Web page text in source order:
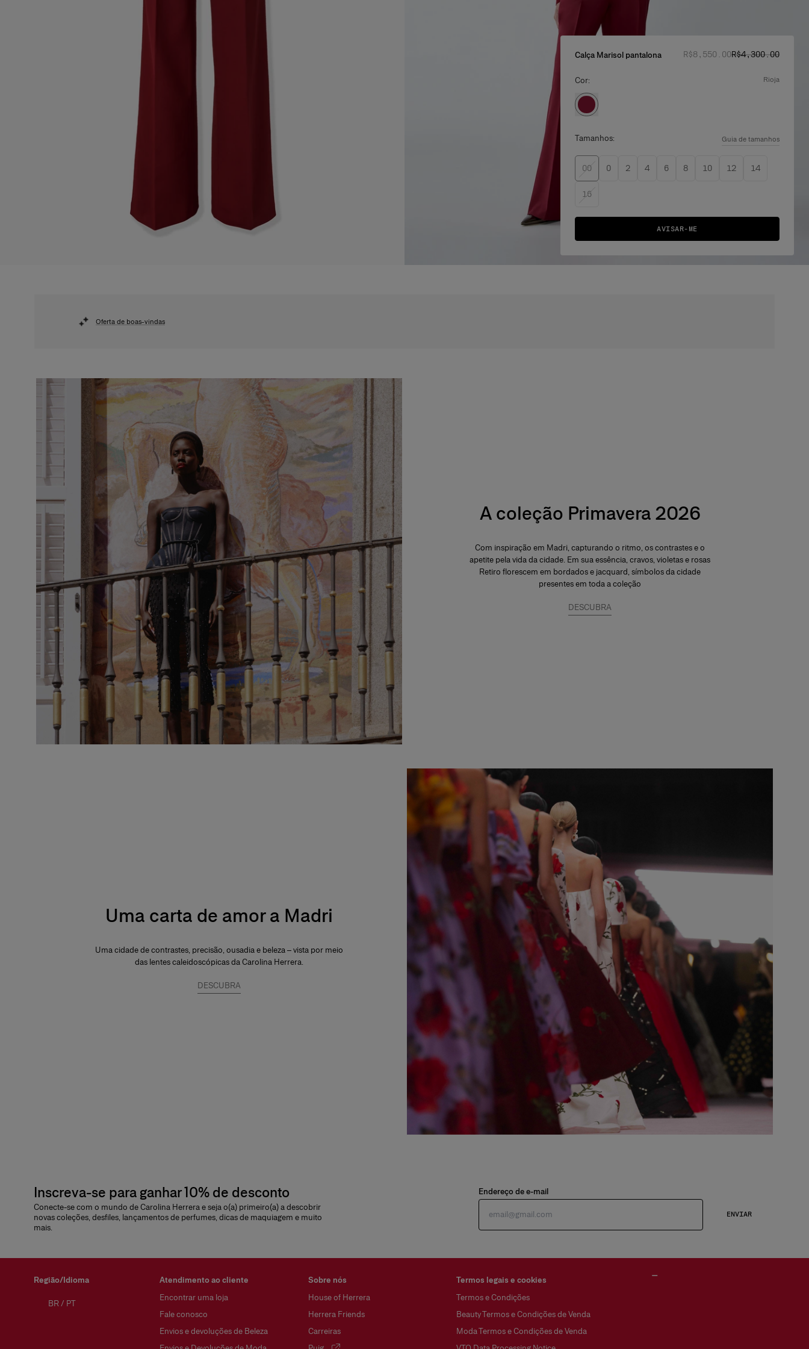
Calça Marisol pantalona Preço normal:
R$‌8,550.00Preço
R$‌4,300.00
Cor: rioja
Tamanhos: Guia de tamanhos
00 0 2 4 6 8 10 12 14
16
AVISAR-ME
Oferta de boas-vindas
A coleção Primavera 2026
Com inspiração em Madri, capturando o ritmo, os contrastes e o
apetite pela vida da cidade. Em sua essência, cravos, violetas e rosas
Retiro florescem em bordados e jacquard, símbolos da cidade
presentes em toda a coleção
DESCUBRA
Uma carta de amor a Madri
Uma cidade de contrastes, precisão, ousadia e beleza – vista por meio
das lentes caleidoscópicas da Carolina Herrera.
DESCUBRA
Inscreva-se para ganhar 10% de desconto
Conecte-se com o mundo de Carolina Herrera e seja o(a) primeiro(a) a descobrir
novas coleções, desfiles, lançamentos de perfumes, dicas de maquiagem e muito
mais.
Endereço de e-mail
ENVIAR
Região/Idioma
BR/ PT
Atendimento ao cliente
Encontrar uma loja
Fale conosco
Envios e devoluções de Beleza
Sobre nós
House of Herrera
Herrera Friends
Carreiras
Termos legais e cookies
Termos e Condições
Beauty Termos e Condições de Venda
Moda Termos e Condições de Venda